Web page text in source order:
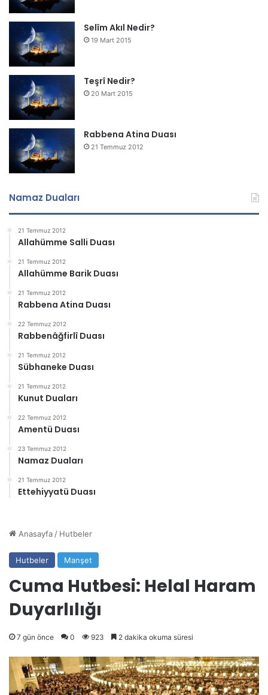
Selîm Akıl Nedir?
19 Mart 2015
Teşrî Nedir?
20 Mart 2015
Rabbena Atina Duası
21 Temmuz 2012
Namaz Duaları
21 Temmuz 2012
Allahümme Salli Duası
21 Temmuz 2012
Allahümme Barik Duası
21 Temmuz 2012
Rabbena Atina Duası
22 Temmuz 2012
Rabbenâğfirlî Duası
21 Temmuz 2012
Sübhaneke Duası
21 Temmuz 2012
Kunut Duaları
22 Temmuz 2012
Amentü Duası
23 Temmuz 2012
Namaz Duaları
21 Temmuz 2012
Ettehiyyatü Duası